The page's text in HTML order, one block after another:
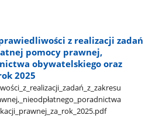
z realizacji zadań
pomocy prawnej,
obywatelskiego oraz
2025